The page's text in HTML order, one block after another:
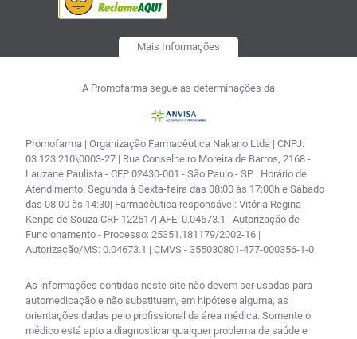
Mais Informações
A Promofarma segue as determinações da
Promofarma | Organização Farmacêutica Nakano Ltda | CNPJ:
03.123.210\0003-27 | Rua Conselheiro Moreira de Barros, 2168 -
Lauzane Paulista - CEP 02430-001 - São Paulo - SP | Horário de
Atendimento: Segunda à Sexta-feira das 08:00 às 17:00h e Sábado
das 08:00 às 14:30| Farmacêutica responsável: Vitória Regina
Kenps de Souza CRF 122517| AFE: 0.04673.1 | Autorização de
Funcionamento - Processo: 25351.181179/2002-16 |
Autorização/MS: 0.04673.1 | CMVS - 355030801-477-000356-1-0
As informações contidas neste site não devem ser usadas para
automedicação e não substituem, em hipótese alguma, as
orientações dadas pelo profissional da área médica. Somente o
médico está apto a diagnosticar qualquer problema de saúde e